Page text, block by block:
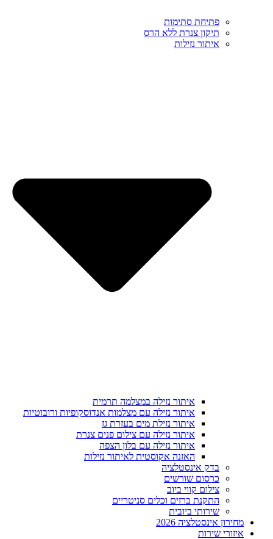
פתיחת סתימות
תיקון צנרת ללא הרס
איתור נזילות
איתור נזילה במצלמה תרמית
איתור נזילה עם מצלמות אנדוסקופיות ורובוטיות
איתור נזילת מים בעזרת גז
איתור נזילה עם צילום פנים צנרת
איתור נזילה עם בלון הצפה
האזנה אקוסטית לאיתור נזילות
בדק אינסטלציה
כרסום שורשים
צילום קווי ביוב
התקנת ברזים וכלים סניטריים
שירותי ביובית
מחירון אינסטלציה 2026
איזורי שירות